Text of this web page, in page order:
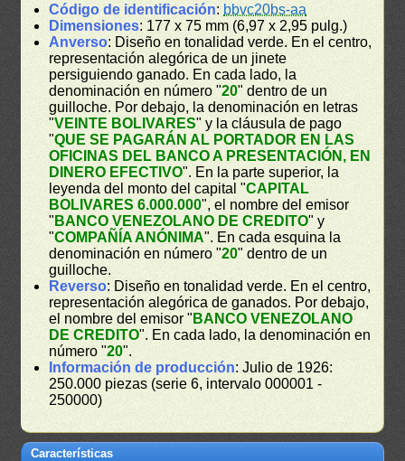
Código de identificación: bbvc20bs-aa
Dimensiones: 177 x 75 mm (6,97 x 2,95 pulg.)
Anverso: Diseño en tonalidad verde. En el centro,
representación alegórica de un jinete
persiguiendo ganado. En cada lado, la
denominación en número "20" dentro de un
guilloche. Por debajo, la denominación en letras
"VEINTE BOLIVARES" y la cláusula de pago
"QUE SE PAGARÁN AL PORTADOR EN LAS
OFICINAS DEL BANCO A PRESENTACIÓN, EN
DINERO EFECTIVO". En la parte superior, la
leyenda del monto del capital "CAPITAL
BOLIVARES 6.000.000", el nombre del emisor
" BANCO VENEZOLANO DE CREDITO" y
"COMPAÑÍA ANÓNIMA". En cada esquina la
denominación en número "20" dentro de un
guilloche.
Reverso: Diseño en tonalidad verde. En el centro,
representación alegórica de ganados. Por debajo,
el nombre del emisor " BANCO VENEZOLANO
DE CREDITO". En cada lado, la denominación en
número "20".
Información de producción: Julio de 1926:
250.000 piezas (serie 6, intervalo 000001 -
250000)
Características